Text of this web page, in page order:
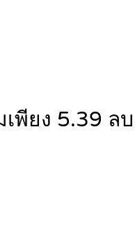
พียง 5.39 ลบ